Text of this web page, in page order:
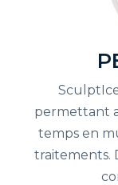
permettant
temps en
traitements.